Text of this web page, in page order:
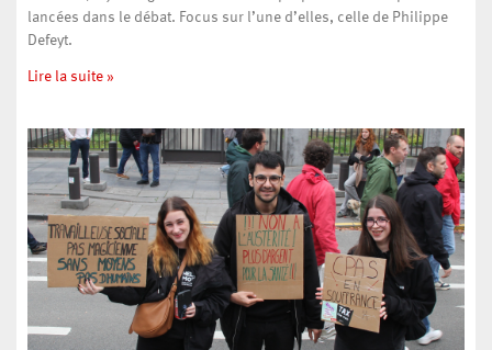
lancées dans le débat. Focus sur l’une d’elles, celle de Philippe
Defeyt.
Lire la suite »